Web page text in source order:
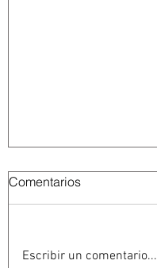
Comentarios
Escribir un comentario...